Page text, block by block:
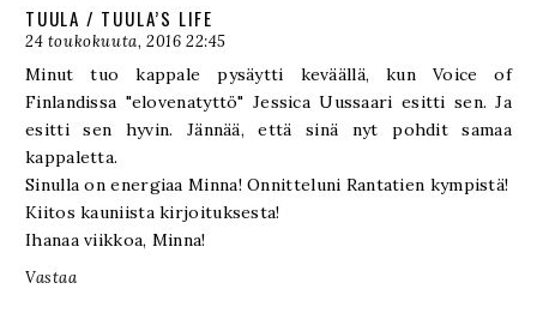
TUULA / TUULA’S LIFE
24 toukokuuta, 2016 22:45
Minut tuo kappale pysäytti keväällä, kun Voice of
Finlandissa "elovenatyttö" Jessica Uussaari esitti sen. Ja
esitti sen hyvin. Jännää, että sinä nyt pohdit samaa
kappaletta.
Sinulla on energiaa Minna! Onnitteluni Rantatien kympistä!
Kiitos kauniista kirjoituksesta!
Ihanaa viikkoa, Minna!
Vastaa